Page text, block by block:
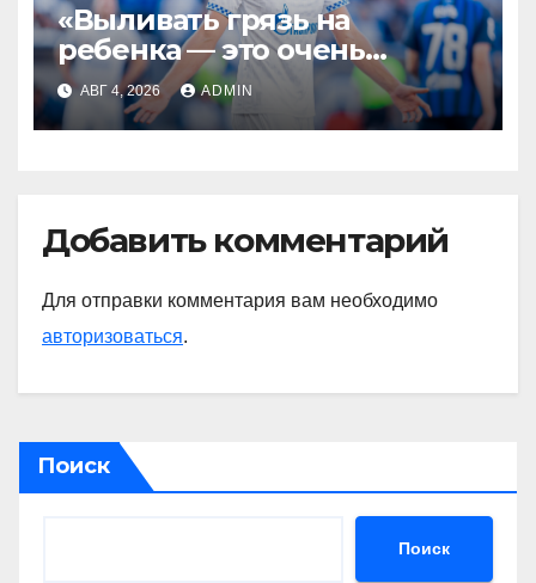
«Выливать грязь на
ребенка — это очень
мерзкая история» —
Радимов о ситуации с
сыном Соболева
АВГ 4, 2026 ADMIN
Добавить комментарий
Для отправки комментария вам необходимо
авторизоваться.
Поиск
Поиск